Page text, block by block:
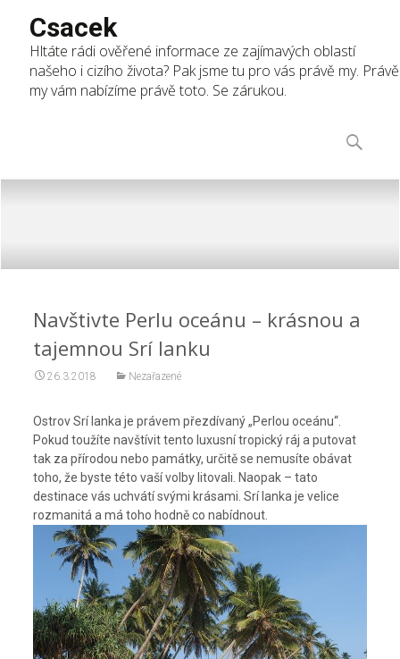
Csacek
Hltáte rádi ověřené informace ze zajímavých oblastí
našeho i cizího života? Pak jsme tu pro vás právě my. Právě
my vám nabízíme právě toto. Se zárukou.
to
content
Navštivte Perlu oceánu – krásnou a
tajemnou Srí lanku
26.3.2018 Nezařazené
Ostrov Srí lanka je právem přezdívaný „Perlou oceánu“.
Pokud toužíte navštívit tento luxusní tropický ráj a putovat
tak za přírodou nebo památky, určitě se nemusíte obávat
toho, že byste této vaší volby litovali. Naopak – tato
destinace vás uchvátí svými krásami. Srí lanka je velice
rozmanitá a má toho hodně co nabídnout.